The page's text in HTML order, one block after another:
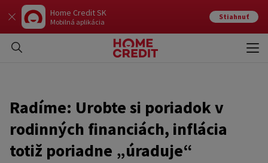
Home Credit SK
Mobilná aplikácia
Stiahnuť
Radíme: Urobte si poriadok v
rodinných financiách, inflácia
totiž poriadne „úraduje“